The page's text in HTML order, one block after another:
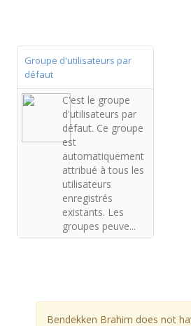
Groupe d'utilisateurs par
défaut
C'est le groupe
d'utilisateurs par
défaut. Ce groupe
est
automatiquement
attribué à tous les
utilisateurs
enregistrés
existants. Les
groupes peuve...
Bendekken Brahim does not